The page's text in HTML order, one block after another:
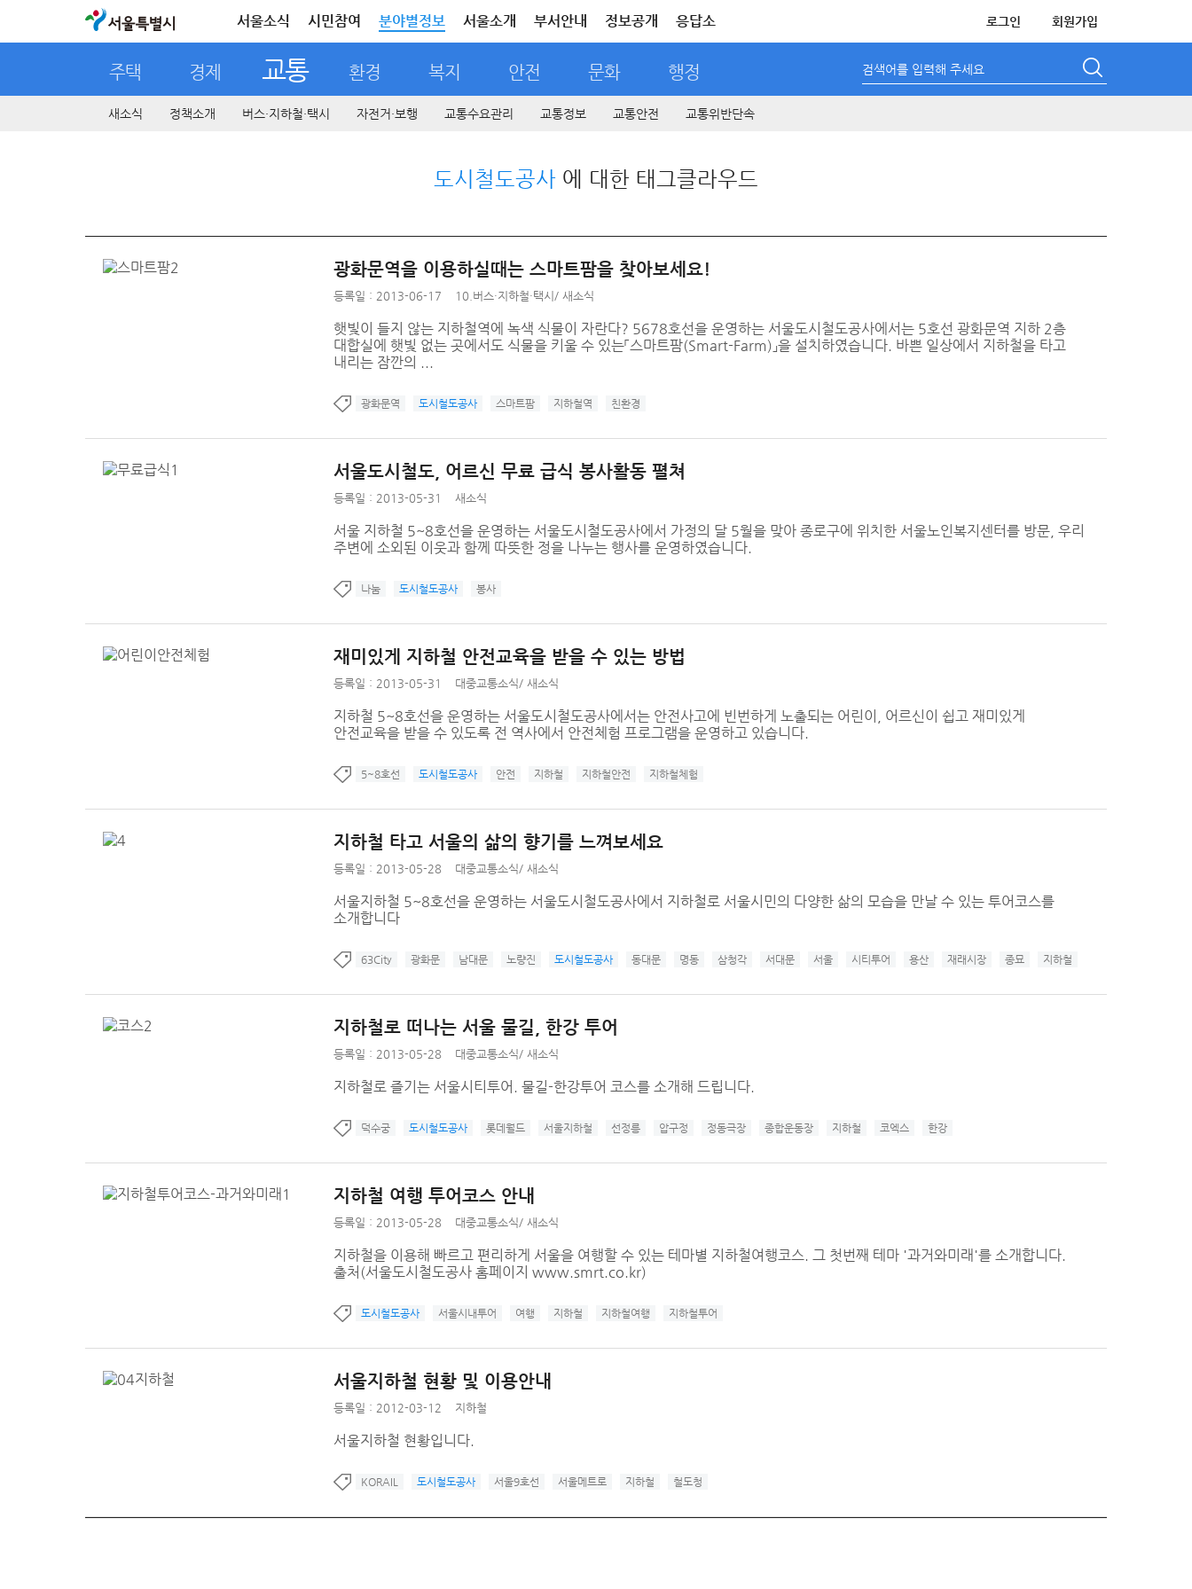
서울특별시 서울소식 시민참여 분야별정보 서울소개 부서안내 정보공개 응답소 로그인 회원가입
주택 경제 교통 환경 복지 안전 문화 행정 검색어를 입력해 주세요
새소식 정책소개 버스·지하철·택시 자전거·보행 교통수요관리 교통정보 교통안전 교통위반단속
도시철도공사 에 대한 태그클라우드
광화문역을 이용하실때는 스마트팜을 찾아보세요!
등록일 : 2013-06-17 10.버스·지하철·택시 / 새소식
햇빛이 들지 않는 지하철역에 녹색 식물이 자란다? 5678호선을 운영하는 서울도시철도공사에서는 5호선 광화문역 지하 2층
대합실에 햇빛 없는 곳에서도 식물을 키울 수 있는「스마트팜(Smart-Farm)」을 설치하였습니다. 바쁜 일상에서 지하철을 타고
내리는 잠깐의 ...
광화문역 도시철도공사 스마트팜 지하철역 친환경
서울도시철도, 어르신 무료 급식 봉사활동 펼쳐
등록일 : 2013-05-31 새소식
서울 지하철 5~8호선을 운영하는 서울도시철도공사에서 가정의 달 5월을 맞아 종로구에 위치한 서울노인복지센터를 방문, 우리
주변에 소외된 이웃과 함께 따뜻한 정을 나누는 행사를 운영하였습니다.
나눔 도시철도공사 봉사
재미있게 지하철 안전교육을 받을 수 있는 방법
등록일 : 2013-05-31 대중교통소식/ 새소식
지하철 5~8호선을 운영하는 서울도시철도공사에서는 안전사고에 빈번하게 노출되는 어린이, 어르신이 쉽고 재미있게
안전교육을 받을 수 있도록 전 역사에서 안전체험 프로그램을 운영하고 있습니다.
5~8호선 도시철도공사 안전 지하철 지하철안전 지하철체험
지하철 타고 서울의 삶의 향기를 느껴보세요
등록일 : 2013-05-28 대중교통소식/ 새소식
서울지하철 5~8호선을 운영하는 서울도시철도공사에서 지하철로 서울시민의 다양한 삶의 모습을 만날 수 있는 투어코스를
소개합니다
63City 광화문 남대문 노량진 도시철도공사 동대문 명동 삼청각 서대문 서울 시티투어 용산 재래시장 종묘 지하철
지하철로 떠나는 서울 물길, 한강 투어
등록일 : 2013-05-28 대중교통소식/ 새소식
지하철로 즐기는 서울시티투어. 물길-한강투어 코스를 소개해 드립니다.
덕수궁 도시철도공사 롯데월드 서울지하철 선정릉 압구정 정동극장 종합운동장 지하철 코엑스 한강
지하철 여행 투어코스 안내
등록일 : 2013-05-28 대중교통소식/ 새소식
지하철을 이용해 빠르고 편리하게 서울을 여행할 수 있는 테마별 지하철여행코스. 그 첫번째 테마 '과거와미래'를 소개합니다.
출처(서울도시철도공사 홈페이지 www.smrt.co.kr)
도시철도공사 서울시내투어 여행 지하철 지하철여행 지하철투어
서울지하철 현황 및 이용안내
등록일 : 2012-03-12 지하철
서울지하철 현황입니다.
KORAIL 도시철도공사 서울9호선 서울메트로 지하철 철도청